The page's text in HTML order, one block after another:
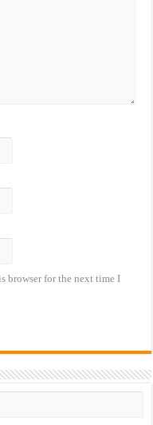
browser for the next time I